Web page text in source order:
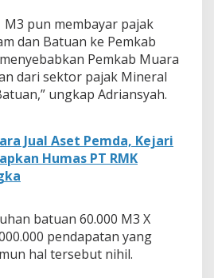
M3 pun membayar pajak
dan Batuan ke Pemkab
Pemkab Muara
dari sektor pajak Mineral
ungkap Adriansyah.
Jual Aset Pemda, Kejari
Humas PT RMK
batuan 60.000 M3 X
pendapatan yang
hal tersebut nihil.